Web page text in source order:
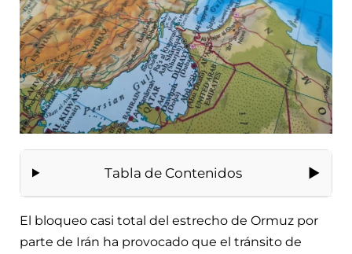
Tabla de Contenidos
El bloqueo casi total del estrecho de Ormuz por
parte de Irán ha provocado que el tránsito de